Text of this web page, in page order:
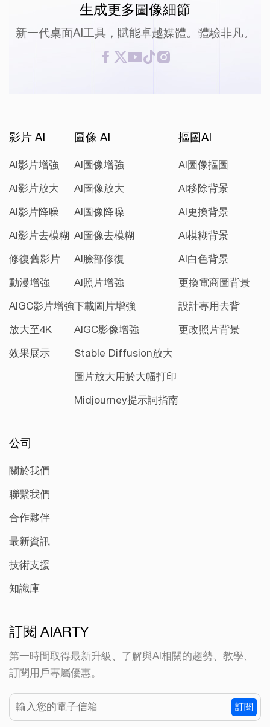
生成更多圖像細節
新一代桌面AI工具，賦能卓越媒體。體驗非凡。
影片 AI
AI影片增強
AI影片放大
AI影片降噪
AI影片去模糊
修復舊影片
動漫增強
AIGC影片增強
放大至4K
效果展示
圖像 AI
AI圖像增強
AI圖像放大
AI圖像降噪
AI圖像去模糊
AI臉部修復
AI照片增強
下載圖片增強
AIGC影像增強
Stable Diffusion放大
圖片放大用於大幅打印
Midjourney提示詞指南
摳圖AI
AI圖像摳圖
AI移除背景
AI更換背景
AI模糊背景
AI白色背景
更換電商圖背景
設計專用去背
更改照片背景
公司
關於我們
聯繫我們
合作夥伴
最新資訊
技術支援
知識庫
訂閱 AIARTY
第一時間取得最新升級、了解與AI相關的趨勢、教學、
訂閱用戶專屬優惠。
訂閱